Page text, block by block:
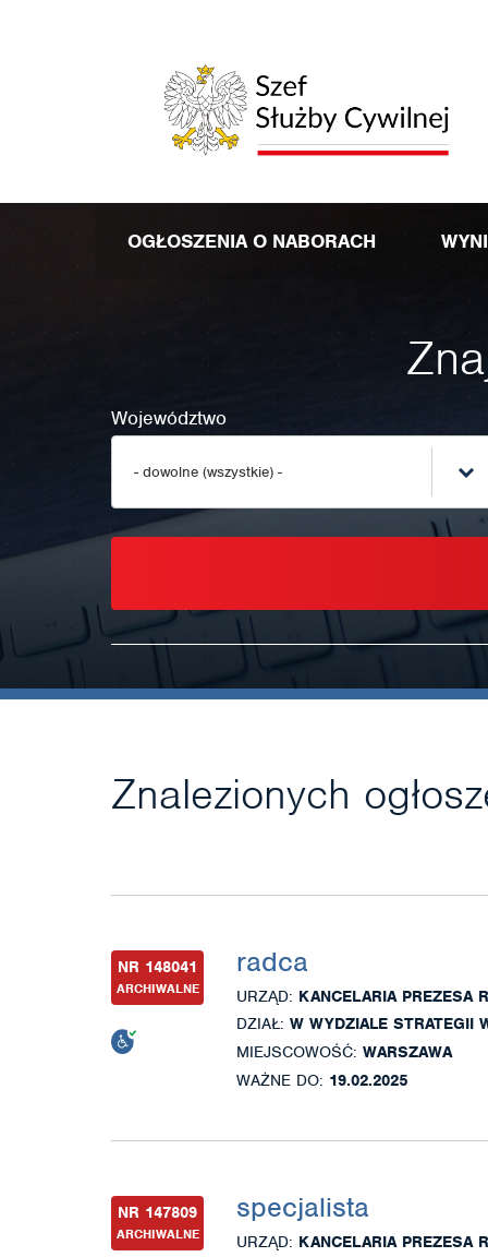
OGŁOSZENIA O NABORACH
Województwo
- dowolne (wszystkie) -
Znalezionych
NR 148041
ARCHIWALNE
radca
URZĄD: KANCELARIA PREZESA
DZIAŁ: W WYDZIALE STRATEGII
MIEJSCOWOŚĆ: WARSZAWA
WAŻNE DO: 19.02.2025
NR 147809
ARCHIWALNE
specjalista
URZĄD: KANCELARIA PREZESA